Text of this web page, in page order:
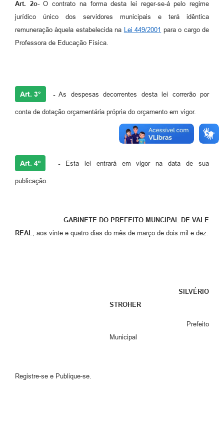
Art. 2o-O contrato na forma desta lei reger-se-á pelo regime
jurídico único dos servidores municipais e terá idêntica
remuneração àquela estabelecida na Lei 449/2001 para o cargo de
Professora de Educação Física.
Art. 3° -As despesas decorrentes desta lei correrão por
conta de dotação orçamentária própria do orçamento em vigor.
Art. 4º - Esta lei entrará em vigor na data de sua
publicação.
GABINETE DO PREFEITO MUNCIPAL DE VALE
REAL
, aos vinte e quatro dias do mês de março de dois mil e dez.
SILVÉRIO
STROHER
Prefeito
Municipal
Registre-se e Publique-se.